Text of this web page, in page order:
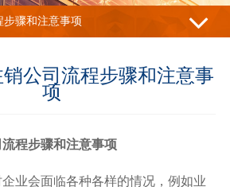
步骤和注意事项
销公司流程步骤和注意事
项
程步骤和注意事项
业会面临各种各样的情况，例如业